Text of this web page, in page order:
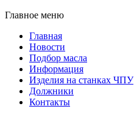
Главное меню
Главная
Новости
Подбор масла
Информация
Изделия на станках ЧПУ
Должники
Контакты